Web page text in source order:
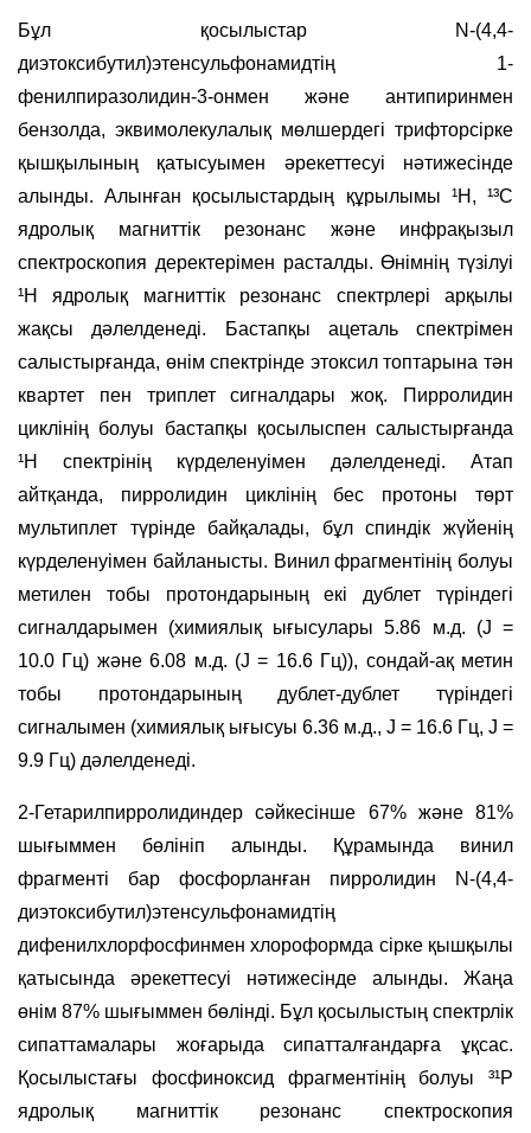
Бұл қосылыстар N-(4,4-
диэтоксибутил)этенсульфонамидтің 1-
фенилпиразолидин-3-онмен және антипиринмен
бензолда, эквимолекулалық мөлшердегі трифторсірке
қышқылының қатысуымен әрекеттесуі нәтижесінде
алынды. Алынған қосылыстардың құрылымы ¹H, ¹³C
ядролық магниттік резонанс және инфрақызыл
спектроскопия деректерімен расталды. Өнімнің түзілуі
¹H ядролық магниттік резонанс спектрлері арқылы
жақсы дәлелденеді. Бастапқы ацеталь спектрімен
салыстырғанда, өнім спектрінде этоксил топтарына тән
квартет пен триплет сигналдары жоқ. Пирролидин
циклінің болуы бастапқы қосылыспен салыстырғанда
¹H спектрінің күрделенуімен дәлелденеді. Атап
айтқанда, пирролидин циклінің бес протоны төрт
мультиплет түрінде байқалады, бұл спиндік жүйенің
күрделенуімен байланысты. Винил фрагментінің болуы
метилен тобы протондарының екі дублет түріндегі
сигналдарымен (химиялық ығысулары 5.86 м.д. (J =
10.0 Гц) және 6.08 м.д. (J = 16.6 Гц)), сондай-ақ метин
тобы протондарының дублет-дублет түріндегі
сигналымен (химиялық ығысуы 6.36 м.д., J = 16.6 Гц, J =
9.9 Гц) дәлелденеді.
2-Гетарилпирролидиндер сәйкесінше 67% және 81%
шығыммен бөлініп алынды. Құрамында винил
фрагменті бар фосфорланған пирролидин N-(4,4-
диэтоксибутил)этенсульфонамидтің
дифенилхлорфосфинмен хлороформда сірке қышқылы
қатысында әрекеттесуі нәтижесінде алынды. Жаңа
өнім 87% шығыммен бөлінді. Бұл қосылыстың спектрлік
сипаттамалары жоғарыда сипатталғандарға ұқсас.
Қосылыстағы фосфиноксид фрагментінің болуы ³¹P
ядролық магниттік резонанс спектроскопия